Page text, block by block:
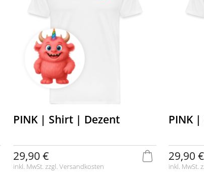
PINK | Shirt | Dezent
29,90 €
inkl. MwSt. zzgl. Versandkosten
PINK
29,90 €
inkl. MwSt.